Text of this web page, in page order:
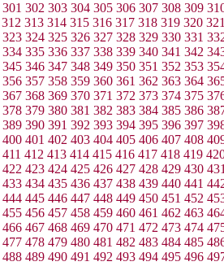
301 302 303 304 305 306 307 308 309
312 313 314 315 316 317 318 319 320
323 324 325 326 327 328 329 330 331
334 335 336 337 338 339 340 341 342
345 346 347 348 349 350 351 352 353
356 357 358 359 360 361 362 363 364
367 368 369 370 371 372 373 374 375
378 379 380 381 382 383 384 385 386
389 390 391 392 393 394 395 396 397
400 401 402 403 404 405 406 407 408
411 412 413 414 415 416 417 418 419
422 423 424 425 426 427 428 429 430
433 434 435 436 437 438 439 440 441
444 445 446 447 448 449 450 451 452
455 456 457 458 459 460 461 462 463
466 467 468 469 470 471 472 473 474
477 478 479 480 481 482 483 484 485
488 489 490 491 492 493 494 495 496